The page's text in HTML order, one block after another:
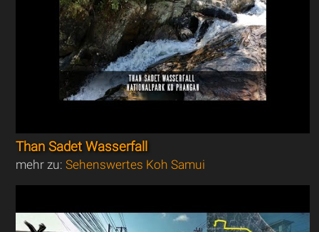
Than Sadet Wasserfall
mehr zu:Sehenswertes Koh Samui